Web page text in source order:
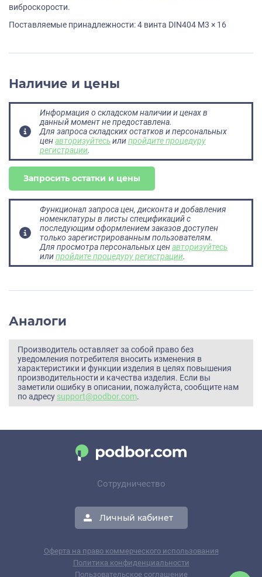
виброскорости.
Поставляемые принадлежности: 4 винта DIN404 M3 × 16
Наличие и цены
Информация о складском наличии и ценах в
данный момент не предоставлена.
Для запроса складских остатков и персональных
ценавторизуйтесьилипройдите процедуру
регистрации.
Запросить остатки и цены
Функционал запроса цен, дисконта и добавления
номенклатуры в листы спецификаций с
последующим оформлением заказов доступен
только зарегистрированным пользователям.
Для просмотра персональных ценавторизуйтесь
илипройдите процедуру регистрации.
Аналоги
Производитель оставляет за собой право без
уведомления потребителя вносить изменения в
характеристики и функции изделия в целях повышения
производительности и качества изделия. Если вы
заметили ошибку в описании, пожалуйста, сообщите нам
по адресу support@podbor.com.
Сотрудничество
Личный кабинет
Оферта на право коммерческого использования
Политика конфиденциальности
Пользовательское соглашение